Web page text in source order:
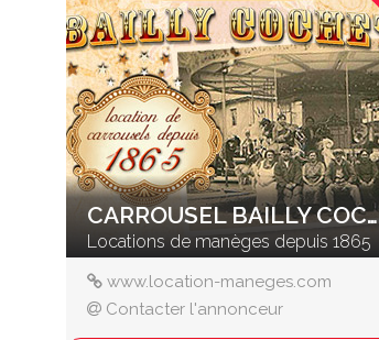
CARROUSEL BAILLY COCHET
Locations de manèges depuis 1865
www.location-maneges.com
Contacter l'annonceur